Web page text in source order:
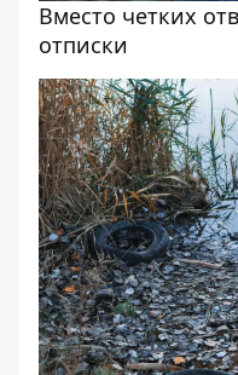
Вместо четких
отписки